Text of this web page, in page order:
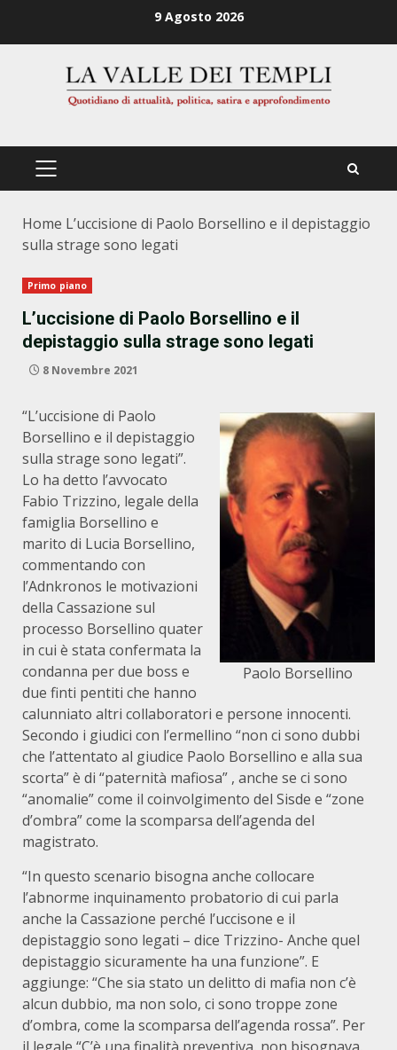
9 Agosto 2026
PRIMÄRES
Home L’uccisione di Paolo Borsellino e il depistaggio
sulla strage sono legati
Primo piano
L’uccisione di Paolo Borsellino e il
depistaggio sulla strage sono legati
8 Novembre 2021
Paolo Borsellino
“L’uccisione di Paolo
Borsellino e il depistaggio
sulla strage sono legati”.
Lo ha detto l’avvocato
Fabio Trizzino, legale della
famiglia Borsellino e
marito di Lucia Borsellino,
commentando con
l’Adnkronos le motivazioni
della Cassazione sul
processo Borsellino quater
in cui è stata confermata la
condanna per due boss e
due finti pentiti che hanno
calunniato altri collaboratori e persone innocenti.
Secondo i giudici con l’ermellino “non ci sono dubbi
che l’attentato al giudice Paolo Borsellino e alla sua
scorta” è di “paternità mafiosa” , anche se ci sono
“anomalie” come il coinvolgimento del Sisde e “zone
d’ombra” come la scomparsa dell’agenda del
magistrato.
“In questo scenario bisogna anche collocare
l’abnorme inquinamento probatorio di cui parla
anche la Cassazione perché l’uccisone e il
depistaggio sono legati – dice Trizzino- Anche quel
depistaggio sicuramente ha una funzione”. E
aggiunge: “Che sia stato un delitto di mafia non c’è
alcun dubbio, ma non solo, ci sono troppe zone
d’ombra, come la scomparsa dell’agenda rossa”. Per